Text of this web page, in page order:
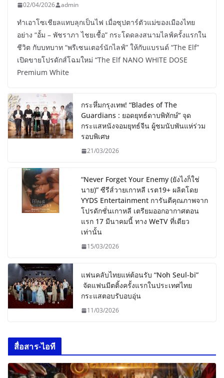
02/04/2026 admin
ทำเอาโซเชียลแทบลุกเป็นไฟ เมื่อซุปตาร์ตัวแม่ของเมืองไทย
อย่าง “อั้ม – พัชราภา ไชยเชื้อ” กระโดดลงสนามไลฟ์ครั้งแรกใน
ชีวิต กับบทบาท “พรีเซนเตอร์นักไลฟ์” ให้กับแบรนด์ “The Elf”
เปิดขายโปรดักส์โฉมใหม่ “The Elf NANO WHITE DOSE
Premium White
กระหึ่มกรุงเทพ! “Blades of The
Guardians : ยอดยุทธ์ดาบพิทักษ์” จุด
กระแสหนังจอมยุทธ์จีน ผู้ชมนับพันแห่ร่วม
รอบพิเศษ
21/03/2026
“Never Forget Your Enemy (ยังไงก็ใช่
นาย)” ซีรีส์วายเกาหลี เรต19+ ผลิตโดย
YYDS Entertainment การันตีคุณภาพจาก
โปรดักชั่นเกาหลี เตรียมออกอากาศตอน
แรก 17 มีนาคมนี้ ทาง WeTV ที่เดียว
เท่านั้น
15/03/2026
แฟนคลับไทยแห่ต้อนรับ “Noh Seul-bi”
จัดแฟนมีตติ้งครั้งแรกในประเทศไทย
กระแสตอบรับอบอุ่น
11/03/2026
สื่อสาร-ไอที